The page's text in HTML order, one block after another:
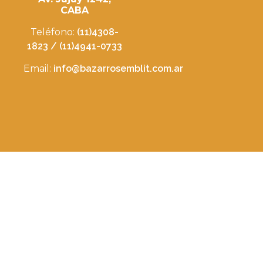
CABA
Teléfono: (11)4308-
1823 / (11)4941-0733
Email: info@bazarrosemblit.com.ar